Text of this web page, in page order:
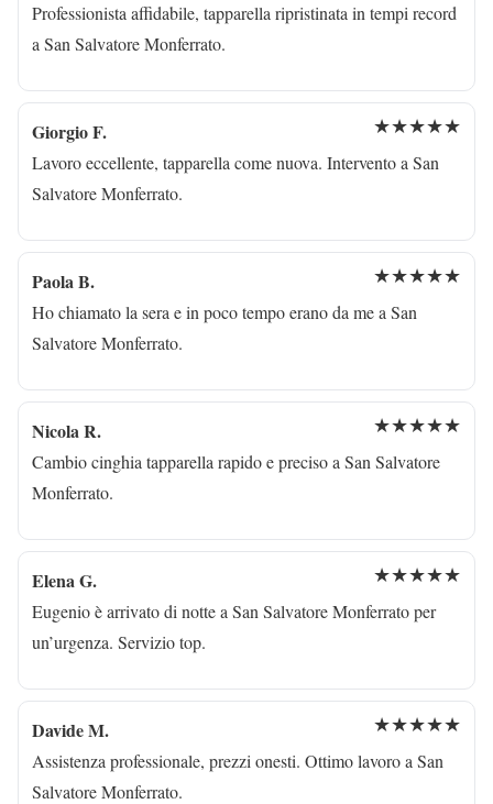
Professionista affidabile, tapparella ripristinata in tempi record
a San Salvatore Monferrato.
Giorgio F. ★★★★★
Lavoro eccellente, tapparella come nuova. Intervento a San
Salvatore Monferrato.
Paola B. ★★★★★
Ho chiamato la sera e in poco tempo erano da me a San
Salvatore Monferrato.
Nicola R. ★★★★★
Cambio cinghia tapparella rapido e preciso a San Salvatore
Monferrato.
Elena G. ★★★★★
Eugenio è arrivato di notte a San Salvatore Monferrato per
un’urgenza. Servizio top.
Davide M. ★★★★★
Assistenza professionale, prezzi onesti. Ottimo lavoro a San
Salvatore Monferrato.